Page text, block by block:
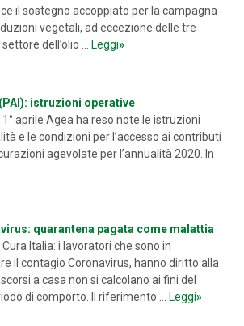
il sostegno accoppiato per la campagna
vegetali, ad eccezione delle tre
dell’olio ...
Leggi»
istruzioni operative
aprile Agea ha reso note le istruzioni
e le condizioni per l’accesso ai contributi
agevolate per l’annualità 2020. In
quarantena pagata come malattia
Cura Italia: i lavoratori che sono in
il contagio Coronavirus, hanno diritto alla
a casa non si calcolano ai fini del
di comporto. Il riferimento ...
Leggi»